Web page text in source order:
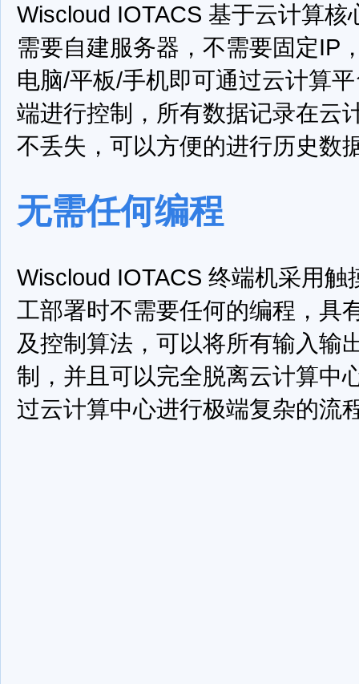
Wiscloud IOTACS 基于云计算核
需要自建服务器，不需要固定IP
电脑/平板/手机即可通过云计算
端进行控制，所有数据记录在云
不丢失，可以方便的进行历史数
无需任何编程
Wiscloud IOTACS 终端机采用触
工部署时不需要任何的编程，具
及控制算法，可以将所有输入输
制，并且可以完全脱离云计算中
过云计算中心进行极端复杂的流